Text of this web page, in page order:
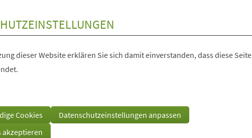
dieser Website erklären Sie sich damit einverstanden, dass diese Seite
Cookies
Datenschutzeinstellungen anpassen
akzeptieren